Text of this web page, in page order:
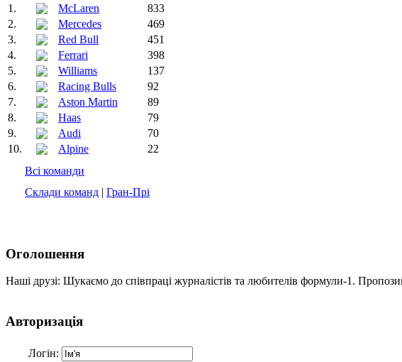
1. McLaren
833
2.
Mercedes
469
3.
Red Bull
451
4.
Ferrari
398
5.
Williams
137
6.
Racing Bulls
92
7.
Aston Martin
89
8.
Haas
79
9.
Audi
70
10.
Alpine
22
Всі команди
Склади команд | Гран-Прі
Оголошення
Наші друзі: Шукаємо до співпраці журналістів та любителів формули-1.
Авторизація
Логін: